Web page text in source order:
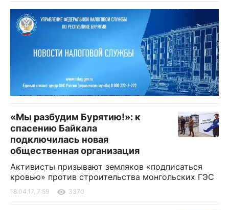
«Мы разбудим Бурятию!»: к
спасению Байкала
подключилась новая
общественная организация
Активисты призывают земляков «подписаться
кровью» против строительства монгольских ГЭС
18.04.17, 7:59 3370